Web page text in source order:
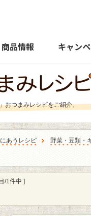
商品情報 キャン
おつまみレシピをご紹介。
あうレシピ 野菜・豆類・
/1件中 ]